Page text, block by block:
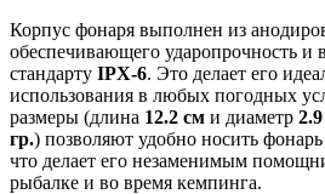
Корпус фонаря выполнен из
обеспечивающего ударопрочность и
стандарту IPX-6. Это делает его
использования в любых погодных
размеры (длина 12.2 см и диаметр
гр.) позволяют удобно носить
что делает его незаменимым
рыбалке и во время кемпинга.